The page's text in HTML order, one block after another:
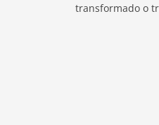
transformado o